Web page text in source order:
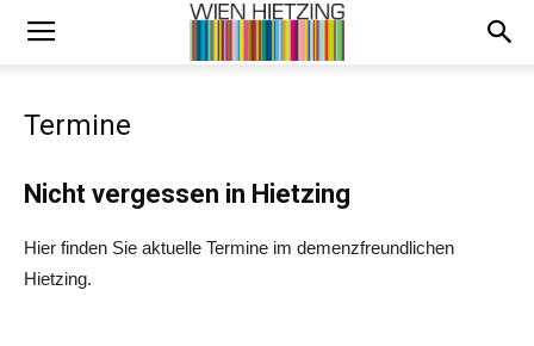
Termine
Nicht vergessen in Hietzing
Hier finden Sie aktuelle Termine im demenzfreundlichen
Hietzing.